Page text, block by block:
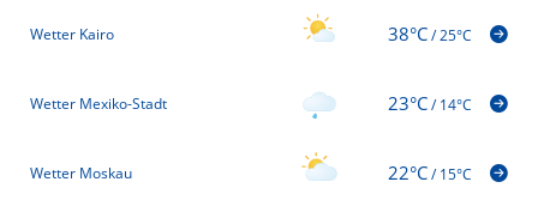
Wetter Kairo 38°C/25°C
Wetter Mexiko-Stadt 23°C/14°C
Wetter Moskau 22°C/15°C